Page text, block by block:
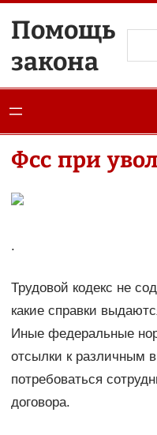
содержимому
Помощь
закона
Фсс при
.
Трудовой кодекс не
какие справки
Иные федеральные
отсылки к различным
потребоваться
договора.